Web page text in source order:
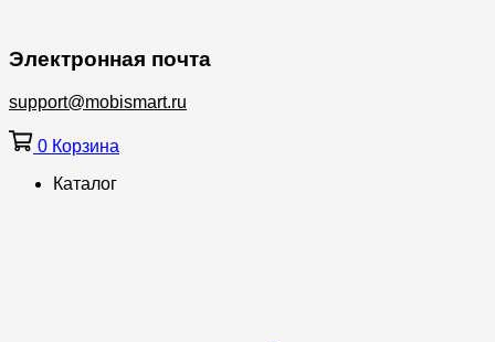
Электронная почта
support@mobismart.ru
0 Корзина
Каталог